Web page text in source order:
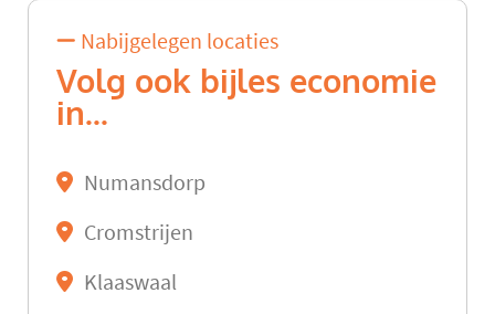
Nabijgelegen locaties
Volg ook bijles economie
in...
Numansdorp
Cromstrijen
Klaaswaal